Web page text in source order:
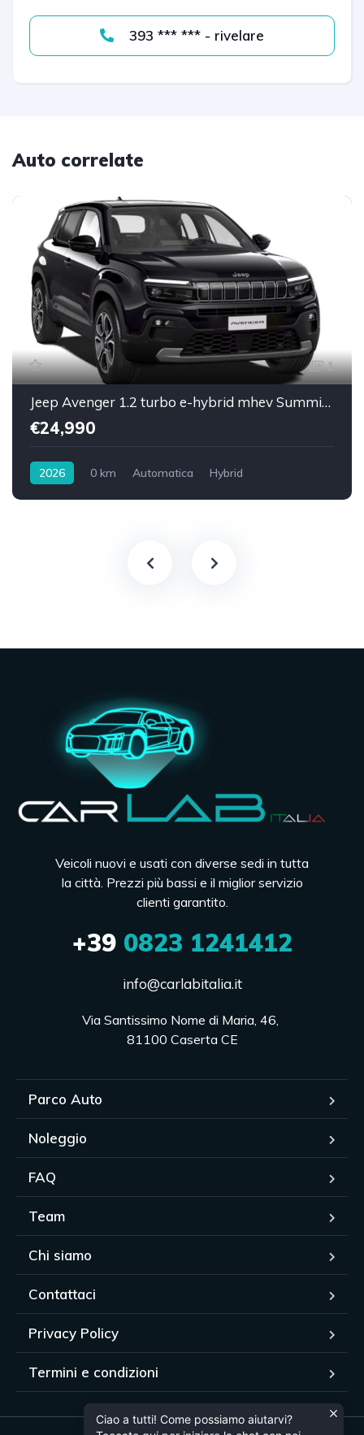
393 *** *** - rivelare
Auto correlate
1
Jeep Avenger 1.2 turbo e-hybrid mhev Summit f
€24,990
2026 0 km Automatica
Hybrid
Veicoli nuovi e usati con diverse sedi in tutta
la città. Prezzi più bassi e il miglior servizio
clienti garantito.
+390823 1241412
info@carlabitalia.it
Via Santissimo Nome di Maria, 46,
81100 Caserta CE
Parco Auto
Noleggio
FAQ
Team
Chi siamo
Contattaci
Privacy Policy
Termini e condizioni
Ciao a tutti! Come possiamo aiutarvi?